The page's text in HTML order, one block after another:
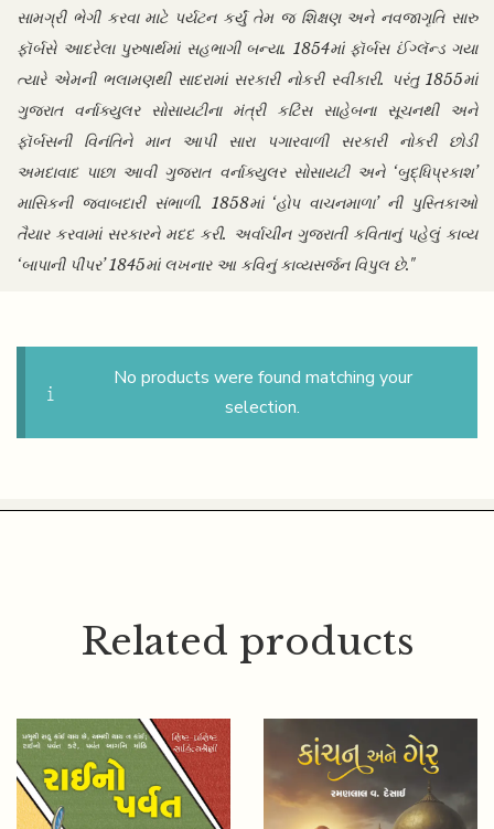
સામગ્રી ભેગી કરવા માટે પર્યટન કર્યું તેમ જ શિક્ષણ અને નવજાગૃતિ સારુ
ફૉર્બસે આદરેલા પુરુષાર્થમાં સહભાગી બન્યા. 1854માં ફૉર્બસ ઈંગ્લૅન્ડ ગયા
ત્યારે એમની ભલામણથી સાદરામાં સરકારી નોકરી સ્વીકારી. પરંતુ 1855માં
ગુજરાત વર્નાક્યુલર સોસાયટીના મંત્રી કટિંસ સાહેબના સૂચનથી અને
ફૉર્બસની વિનંતિને માન આપી સારા પગારવાળી સરકારી નોકરી છોડી
અમદાવાદ પાછા આવી ગુજરાત વર્નાક્યુલર સોસાયટી અને ‘બુદ્ધિપ્રકાશ’
માસિકની જવાબદારી સંભાળી. 1858માં ‘હોપ વાચનમાળા’ ની પુસ્તિકાઓ
તૈયાર કરવામાં સરકારને મદદ કરી. અર્વાચીન ગુજરાતી કવિતાનું પહેલું કાવ્ય
‘બાપાની પીંપર’ 1845માં લખનાર આ કવિનું કાવ્યસર્જન વિપુલ છે."
No products were found matching your
selection.
Related products